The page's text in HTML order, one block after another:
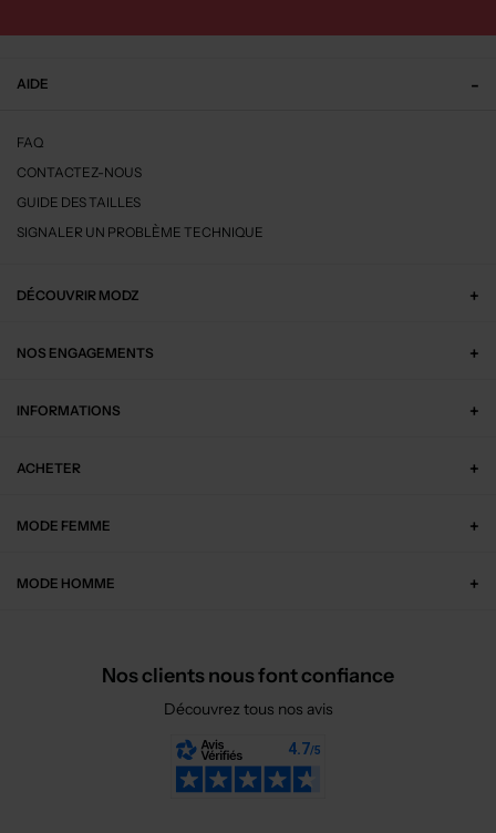
AIDE
FAQ
CONTACTEZ-NOUS
GUIDE DES TAILLES
SIGNALER UN PROBLÈME TECHNIQUE
DÉCOUVRIR MODZ
NOS ENGAGEMENTS
INFORMATIONS
ACHETER
MODE FEMME
MODE HOMME
Nos clients nous font confiance
Découvrez tous nos avis